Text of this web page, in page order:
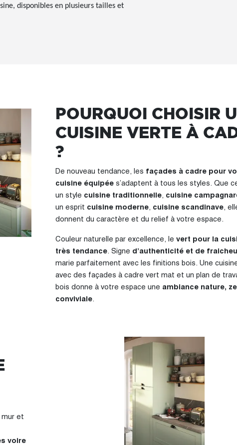
disponibles en plusieurs tailles et
POURQUOI CHOISIR
CUISINE VERTE À
?
De nouveau tendance, les façades à cadre pour
cuisine équipée s’adaptent à tous les styles. Que
un style cuisine traditionnelle, cuisine
un esprit cuisine moderne, cuisine scandinave,
donnent du caractère et du relief à votre espace.
Couleur naturelle par excellence, le vert pour la
très tendance. Signe d’authenticité et de
marie parfaitement avec les finitions bois. Une
avec des façades à cadre vert mat et un plan de
bois donne à votre espace une ambiance nature,
conviviale.
mur et
voire